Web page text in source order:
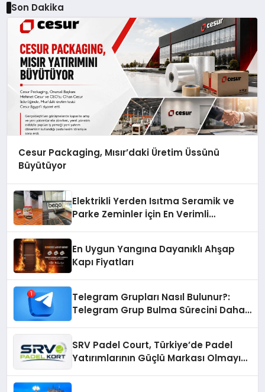
Son Dakika
Cesur Packaging, Mısır’daki Üretim Üssünü
Büyütüyor
Elektrikli Yerden Isıtma Seramik ve
Parke Zeminler İçin En Verimli
En Uygun Yangına Dayanıklı Ahşap
Kapı Fiyatları
Telegram Grupları Nasıl Bulunur?:
Telegram Grup Bulma Sürecini Daha
SRV Padel Court, Türkiye’de Padel
Yatırımlarının Güçlü Markası Olmayı